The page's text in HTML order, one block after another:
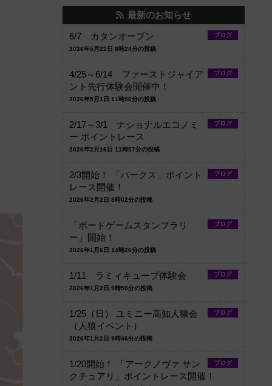
最新のお知らせ
ブログ
6/7 カタンオープン
2026年5月22日 8時24分の投稿
ブログ
4/25～6/14 ファーストジャイア
ント先行体験会開催中！
2026年5月1日 11時50分の投稿
ブログ
2/17～3/1 ナショナルエコノミ
ー ポイントレース
2026年2月16日 11時57分の投稿
ブログ
2/3開始！ 「パークス」ポイント
レース開催！
2026年2月2日 8時02分の投稿
ブログ
「ボードゲームスタンプラリ
ー」開始！
2026年1月6日 14時26分の投稿
ブログ
1/11 ラミィキューブ体験会
2026年1月2日 9時50分の投稿
ブログ
1/25（日） ユミニー高知人狼会
（人狼イベント）
2026年1月2日 9時46分の投稿
ブログ
1/20開始！ 「アークノヴァ サン
クチュアリ」ポイントレース開催！